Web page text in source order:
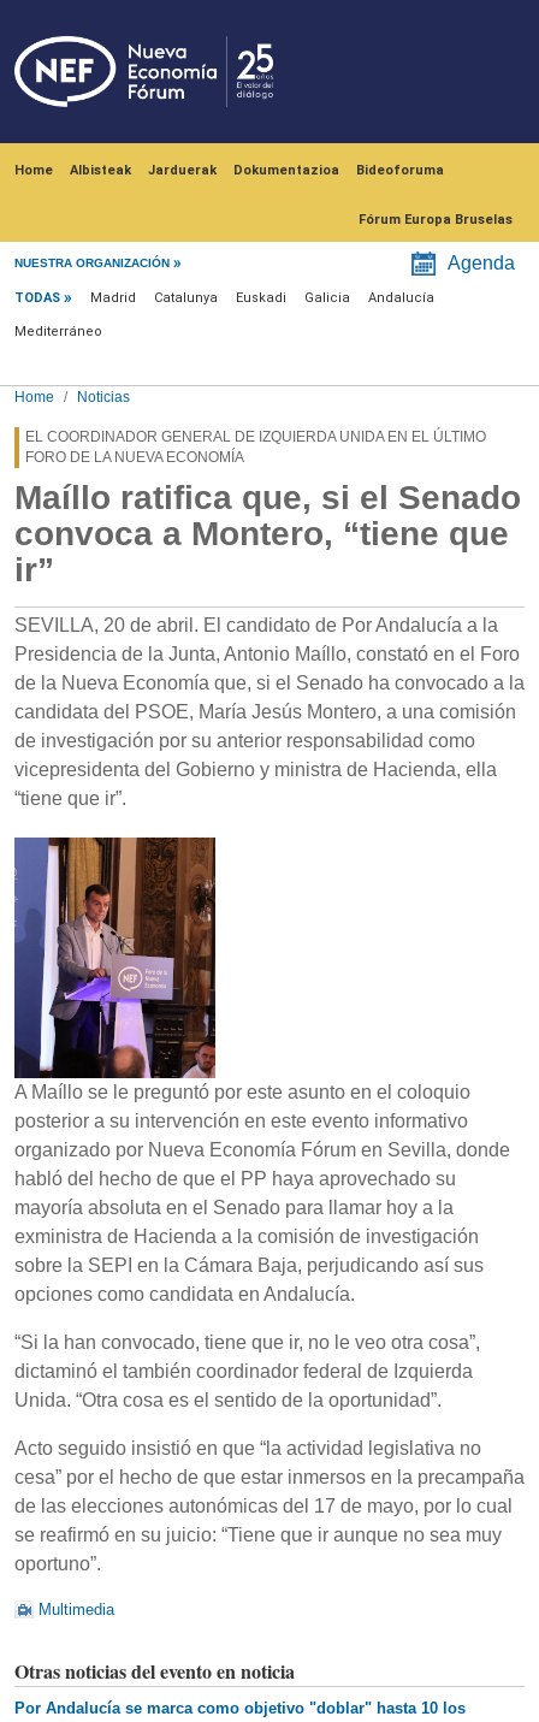
Home Albisteak Jarduerak Dokumentazioa Bideoforuma
Fórum Europa Bruselas
NUESTRA ORGANIZACIÓN Agenda
Menú noticias
TODAS Madrid Catalunya Euskadi Galicia Andalucía
Mediterráneo
Home Noticias
EL COORDINADOR GENERAL DE IZQUIERDA UNIDA EN EL ÚLTIMO
FORO DE LA NUEVA ECONOMÍA
Maíllo ratifica que, si el Senado
convoca a Montero, “tiene que
ir”
SEVILLA, 20 de abril. El candidato de Por Andalucía a la
Presidencia de la Junta, Antonio Maíllo, constató en el Foro
de la Nueva Economía que, si el Senado ha convocado a la
candidata del PSOE, María Jesús Montero, a una comisión
de investigación por su anterior responsabilidad como
vicepresidenta del Gobierno y ministra de Hacienda, ella
“tiene que ir”.
A Maíllo se le preguntó por este asunto en el coloquio
posterior a su intervención en este evento informativo
organizado por Nueva Economía Fórum en Sevilla, donde
habló del hecho de que el PP haya aprovechado su
mayoría absoluta en el Senado para llamar hoy a la
exministra de Hacienda a la comisión de investigación
sobre la SEPI en la Cámara Baja, perjudicando así sus
opciones como candidata en Andalucía.
“Si la han convocado, tiene que ir, no le veo otra cosa”,
dictaminó el también coordinador federal de Izquierda
Unida. “Otra cosa es el sentido de la oportunidad”.
Acto seguido insistió en que “la actividad legislativa no
cesa” por el hecho de que estar inmersos en la precampaña
de las elecciones autonómicas del 17 de mayo, por lo cual
se reafirmó en su juicio: “Tiene que ir aunque no sea muy
oportuno”.
Multimedia
Otras noticias del evento en noticia
Por Andalucía se marca como objetivo "doblar" hasta 10 los